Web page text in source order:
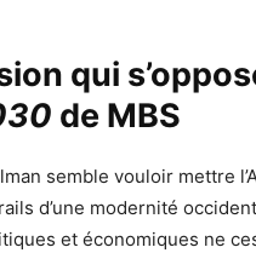
qui
de MBS
semble vouloir mettre
d’une modernité
et économiques ne